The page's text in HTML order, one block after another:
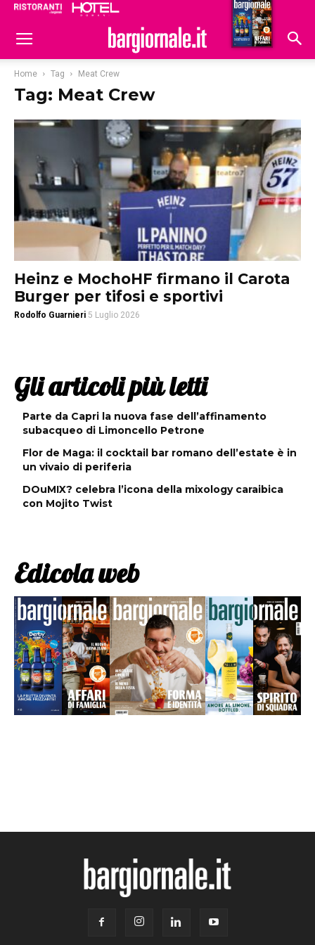
Hoteldomani
Home Tag Meat Crew
Tag: Meat Crew
Heinz e MochoHF firmano il Carota
Burger per tifosi e sportivi
Rodolfo Guarnieri 5 Luglio 2026
Gli articoli più letti
Parte da Capri la nuova fase dell’affinamento
subacqueo di Limoncello Petrone
Flor de Maga: il cocktail bar romano dell’estate è in
un vivaio di periferia
DOuMIX? celebra l’icona della mixology caraibica
con Mojito Twist
Edicola web